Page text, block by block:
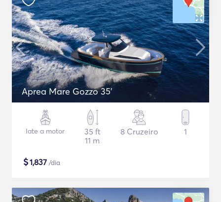
Aprea Mare Gozzo 35'
Iate a motor
35 ft
11 m
8 Cruzeiro 1
$1,837 /dia